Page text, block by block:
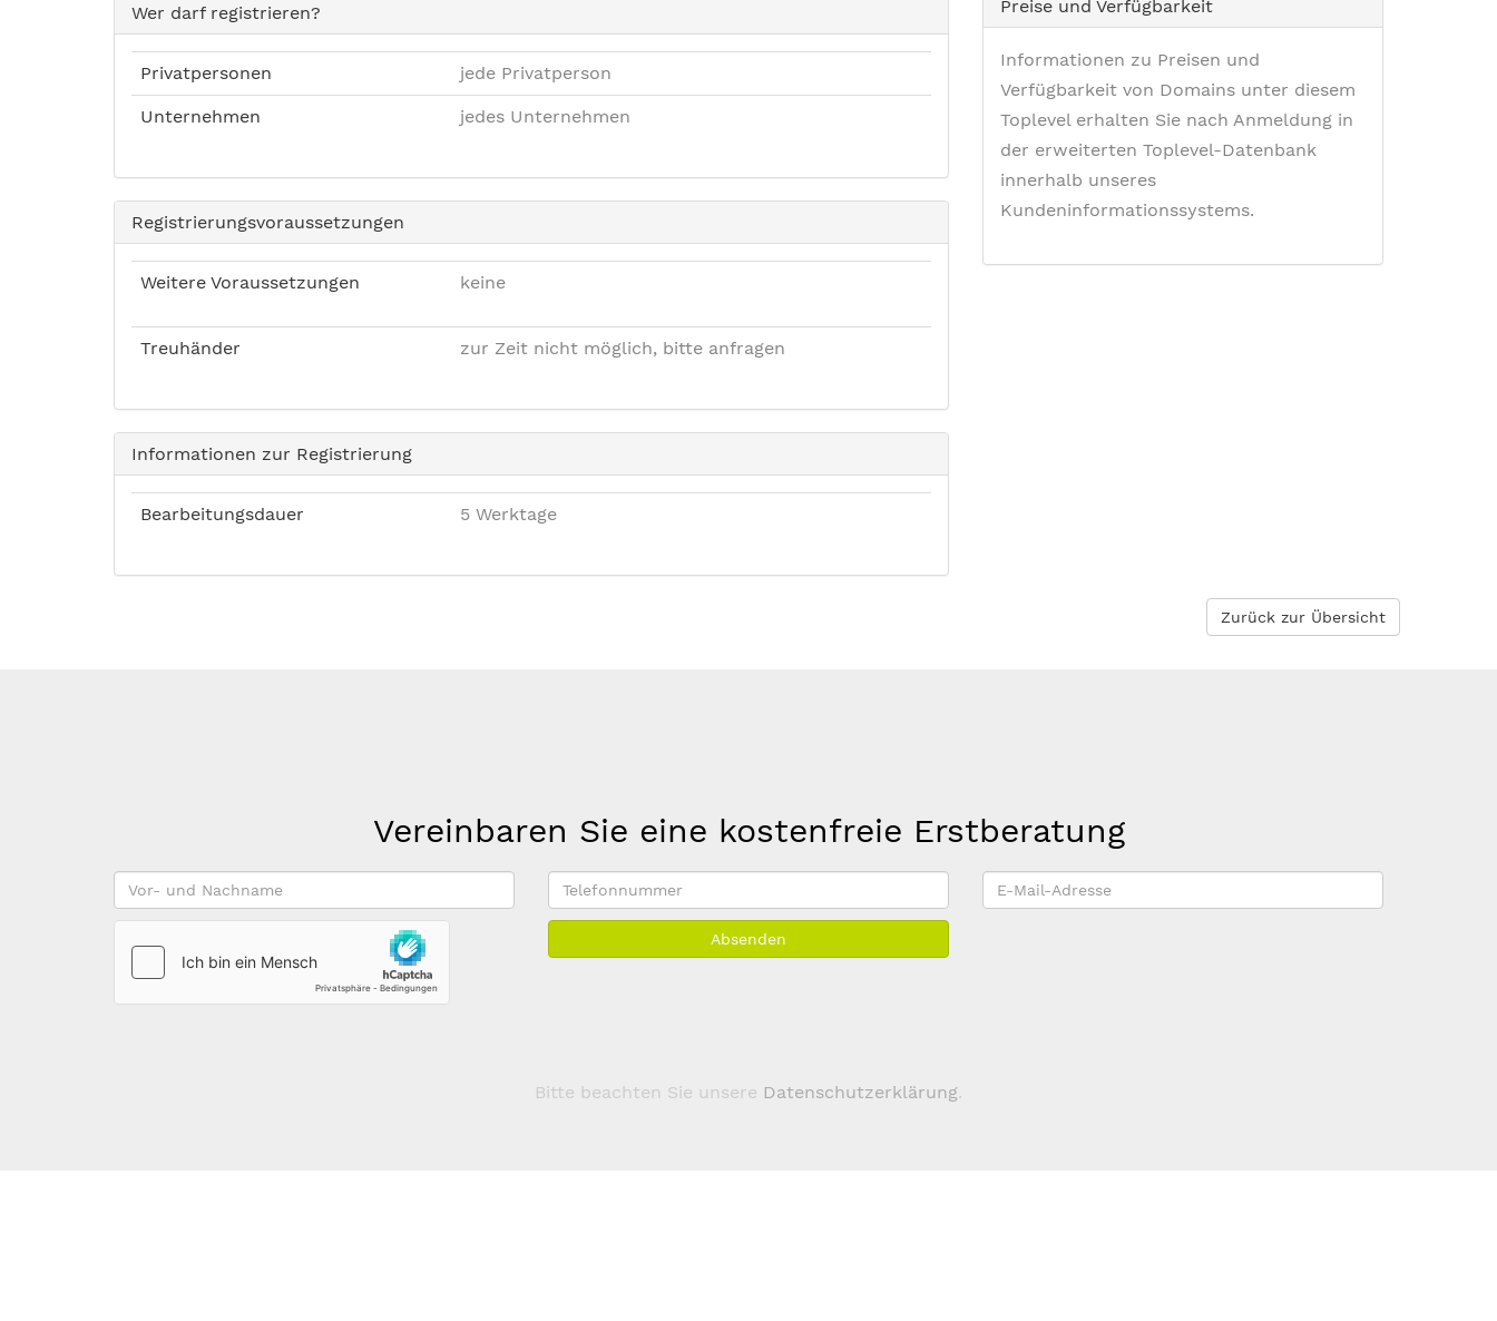
Wer darf registrieren?
Privatpersonen jede Privatperson
Unternehmen jedes Unternehmen
Registrierungsvoraussetzungen
Weitere Voraussetzungen keine
Treuhänder zur Zeit nicht möglich, bitte anfragen
Informationen zur Registrierung
Bearbeitungsdauer 5 Werktage
Preise und Verfügbarkeit
Informationen zu Preisen und
Verfügbarkeit von Domains unter diesem
Toplevel erhalten Sie nach Anmeldung in
der erweiterten Toplevel-Datenbank
innerhalb unseres
Kundeninformationssystems.
Zurück zur Übersicht
Vereinbaren Sie eine kostenfreie Erstberatung
Vor-
und
Nachname
Telefonnummer
E-
Mail-
Absenden
Bitte beachten Sie unsere Datenschutzerklärung.